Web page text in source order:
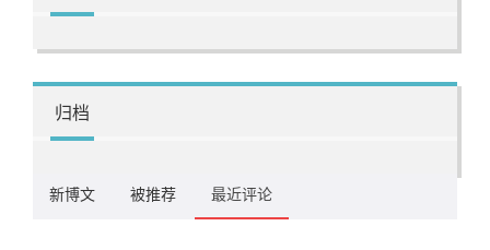
归档
新博文 被推荐 最近评论